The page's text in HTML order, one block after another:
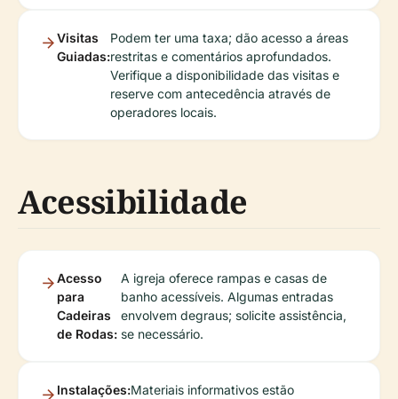
Visitas
Guiadas:
Podem ter uma taxa; dão acesso a áreas
restritas e comentários aprofundados.
Verifique a disponibilidade das visitas e
reserve com antecedência através de
operadores locais.
Acessibilidade
Acesso
para
Cadeiras
de Rodas:
A igreja oferece rampas e casas de
banho acessíveis. Algumas entradas
envolvem degraus; solicite assistência,
se necessário.
Instalações:Materiais informativos estão